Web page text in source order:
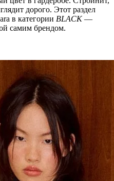
дорого. Этот раздел
в категории BLACK—
самим брендом.